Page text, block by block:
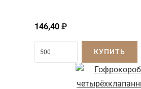
146,40 ₽
КУПИТЬ